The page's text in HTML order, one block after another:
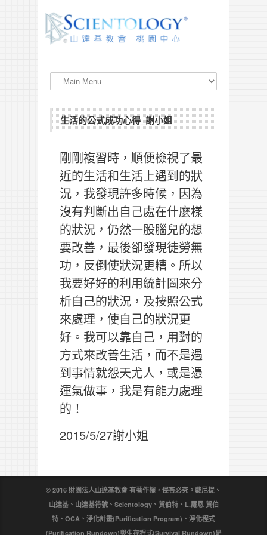
生活的公式成功心得_謝小姐
剛剛複習時，順便檢視了最
近的生活和生活上遇到的狀
況，我發現許多時候，因為
沒有判斷出自己處在什麼樣
的狀況，仍然一股腦兒的想
要改善，最後卻發現徒勞無
功，反倒使狀況更糟。所以
我要好好的利用統計圖來分
析自己的狀況，及按照公式
來處理，使自己的狀況更
好。我可以靠自己，用對的
方式來改善生活，而不是遇
到事情就怨天尤人，或是憑
運氣做事，我是有能力處理
的！
2015/5/27謝小姐
© 2016 財團法人山達基教會 有著作權，侵害必究。戴尼提、
山達基、山達基符號、Scientology、賀伯特、L.羅恩 賀伯
特、OCA、淨化計畫(Purification Program)、淨化程式
(Purification Rundown)與生存程式(Survival Rundown)是